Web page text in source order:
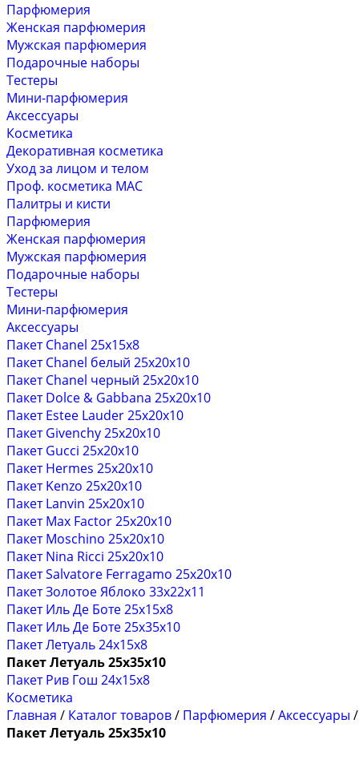
Парфюмерия
Женская парфюмерия
Мужская парфюмерия
Подарочные наборы
Тестеры
Мини-парфюмерия
Аксессуары
Косметика
Декоративная косметика
Уход за лицом и телом
Проф. косметика MAC
Палитры и кисти
Парфюмерия
Женская парфюмерия
Мужская парфюмерия
Подарочные наборы
Тестеры
Мини-парфюмерия
Аксессуары
Пакет Chanel 25х15х8
Пакет Chanel белый 25х20х10
Пакет Chanel черный 25х20х10
Пакет Dolce & Gabbana 25х20х10
Пакет Estee Lauder 25х20х10
Пакет Givenchy 25х20х10
Пакет Gucci 25х20х10
Пакет Hermes 25х20х10
Пакет Kenzo 25х20х10
Пакет Lanvin 25х20х10
Пакет Max Factor 25х20х10
Пакет Moschino 25х20х10
Пакет Nina Ricci 25х20х10
Пакет Salvatore Ferragamo 25х20х10
Пакет Золотое Яблоко 33х22х11
Пакет Иль Де Боте 25х15х8
Пакет Иль Де Боте 25х35х10
Пакет Летуаль 24х15х8
Пакет Летуаль 25х35х10
Пакет Рив Гош 24х15х8
Косметика
Главная / Каталог товаров/ Парфюмерия /Аксессуары /
Пакет Летуаль 25х35х10